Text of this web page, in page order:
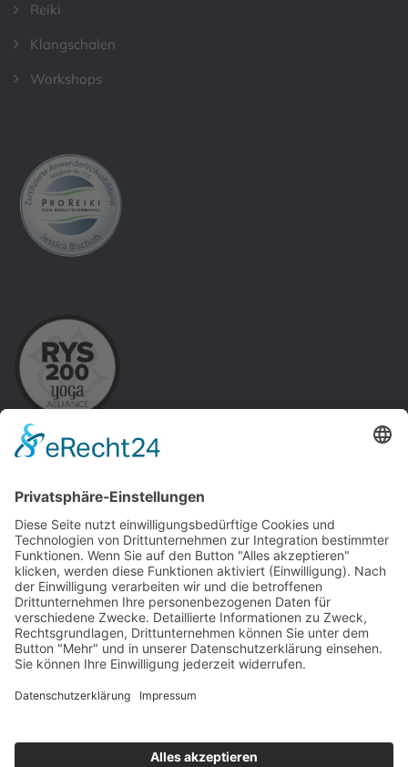
Reiki
Klangschalen
Workshops
Copyright © MediBalance Waldfeucht